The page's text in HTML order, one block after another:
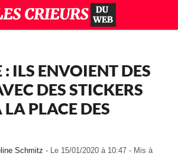
: ILS ENVOIENT DES
DES STICKERS
PLACE DES
Schmitz - Le 15/01/2020 à 10:47 - Mis à